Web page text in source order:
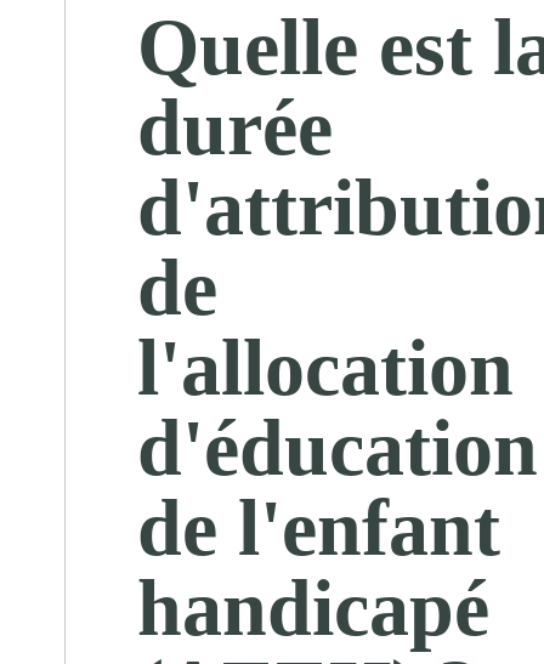
Quelle est
durée
de
l'allocation
d'éducation
de l'enfant
handicapé